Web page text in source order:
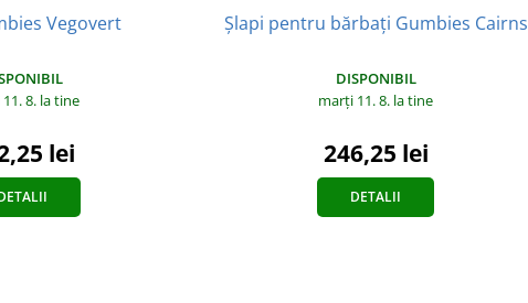
Vegovert
8. la tine
lei
Șlapi pentru bărbați Gumbies Cairns
DISPONIBIL
marți 11. 8. la tine
246,25 lei
DETALII